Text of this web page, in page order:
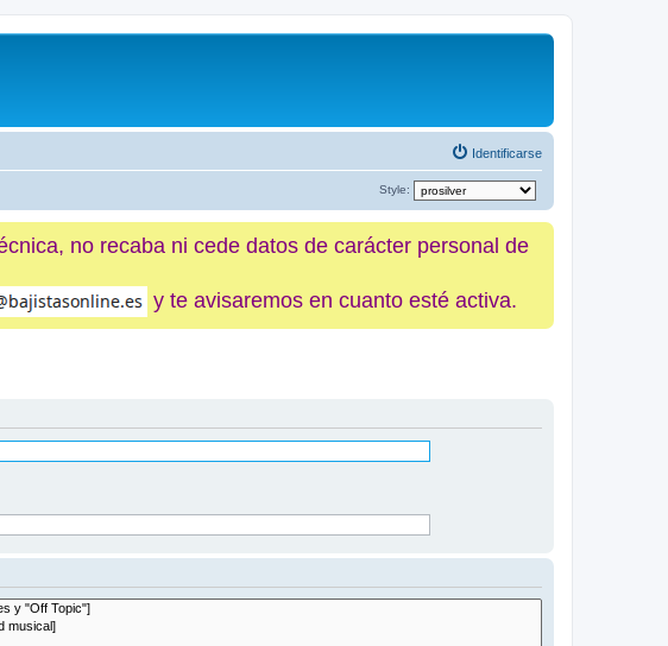
Identificarse
Style:
no recaba ni cede datos de carácter personal de
y te avisaremos en cuanto esté activa.